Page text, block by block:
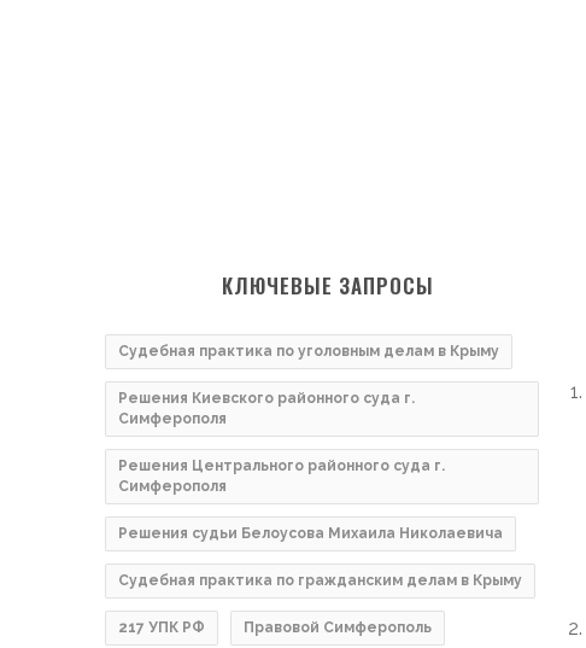
КЛЮЧЕВЫЕ ЗАПРОСЫ
Судебная практика по уголовным делам в Крыму
Решения Киевского районного суда г.
Симферополя
Решения Центрального районного суда г.
Симферополя
Решения судьи Белоусова Михаила Николаевича
Судебная практика по гражданским делам в Крыму
217 УПК РФ Правовой Симферополь